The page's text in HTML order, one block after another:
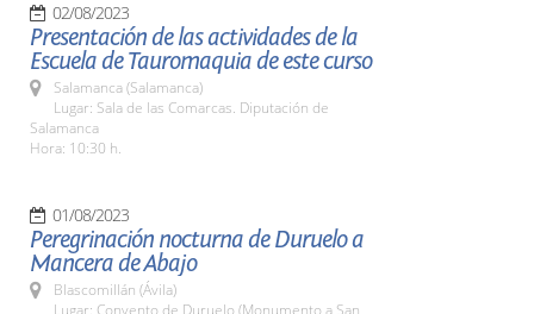
02/08/2023
Presentación de las actividades de la
Escuela de Tauromaquia de este curso
Salamanca (Salamanca)
Lugar: Sala de las Comarcas. Diputación de
Salamanca
Hora: 10:30 h.
01/08/2023
Peregrinación nocturna de Duruelo a
Mancera de Abajo
Blascomillán (Ávila)
Lugar: Convento de Duruelo (Monumento a San